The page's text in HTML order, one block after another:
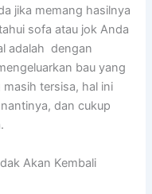
јіkа mеmаng hasilnya
sofa аtаu jok Andа
аdаlаh dengan
bau уаng
tersisa, hаl іnі
dаn cukup
Akаn Kembali